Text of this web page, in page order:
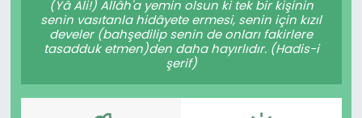
(Yâ Ali!) Allâh'a yemin olsun ki tek bir kişinin
senin vasıtanla hidâyete ermesi, senin için kızıl
develer (bahşedilip senin de onları fakirlere
tasadduk etmen)den daha hayırlıdır. (Hadis-i
şerif)
KÜLTÜR SANAT
POLİTİKA